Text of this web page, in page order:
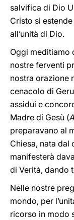
salvifica di Dio
Cristo si
all’unità di Dio.
Oggi meditiamo
nostre ferventi
nostra orazione
cenacolo di
assidui e
Madre di Gesù (
preparavano al
Chiesa, nata dal
manifesterà
di Verità, dando
Nelle nostre
mondo, per
ricorso in modo